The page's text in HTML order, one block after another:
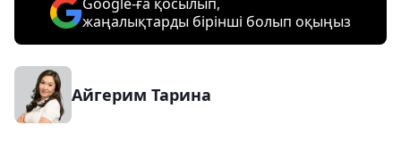
жаңалықтарды бірінші болып оқыңыз
Айгерим Тарина